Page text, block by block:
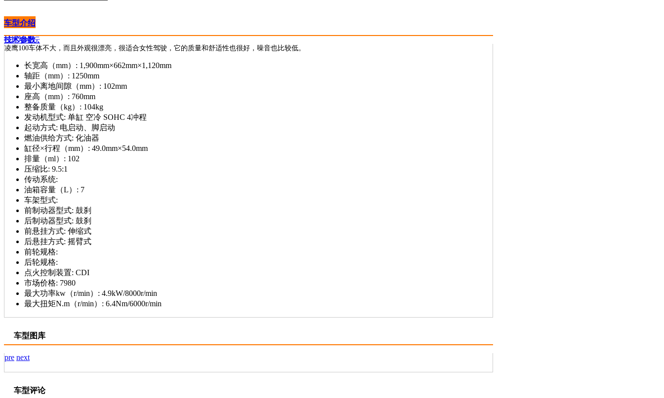
车型介绍
技术参数
>进入论坛
凌鹰100车体不大，而且外观很漂亮，很适合女性驾驶，它的质量和舒适性也很好，噪音也比较低。
长宽高（mm）: 1,900mm×662mm×1,120mm
轴距（mm）: 1250mm
最小离地间隙（mm）: 102mm
座高（mm）: 760mm
整备质量（kg）: 104kg
发动机型式: 单缸 空冷 SOHC 4冲程
起动方式: 电启动、脚启动
燃油供给方式: 化油器
缸径×行程（mm）: 49.0mm×54.0mm
排量（ml）: 102
压缩比: 9.5:1
传动系统:
油箱容量（L）: 7
车架型式:
前制动器型式: 鼓刹
后制动器型式: 鼓刹
前悬挂方式: 伸缩式
后悬挂方式: 摇臂式
前轮规格:
后轮规格:
点火控制装置: CDI
市场价格: 7980
最大功率kw（r/min）: 4.9kW/8000r/min
最大扭矩N.m（r/min）: 6.4Nm/6000r/min
车型图库
pre next
车型评论